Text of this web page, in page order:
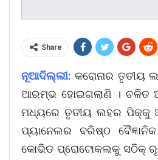
Share
ନୂଆଦିଲ୍ଲୀ: କରୋନାର ତୃତୀୟ
ଆରମ୍ଭ ହୋଇଗଲାଣି । ଚଳିତ
ମଧ୍ୟରେ ତୃତୀୟ ଲହର ପିକ୍କୁ
ପ୍ୟାନେଲର ବରିଷ୍ଠ
କୋଭିଡ ପ୍ରୋଟୋକଲକୁ ସଠିକ୍